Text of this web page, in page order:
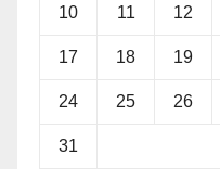
10 11 12
17 18 19
24 25 26
31